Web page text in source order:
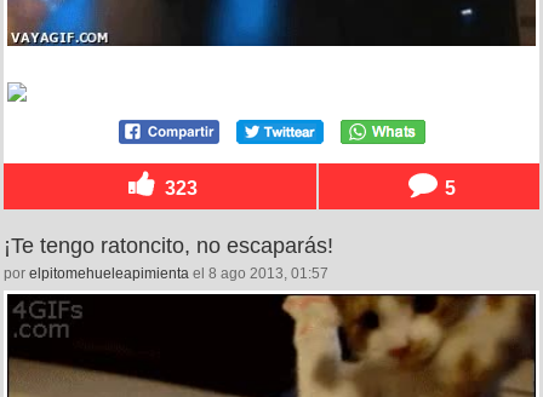
323 5
¡Te tengo ratoncito, no escaparás!
por elpitomehueleapimienta el 8 ago 2013, 01:57